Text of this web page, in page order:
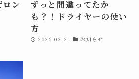
ン
ずっと間違ってたか
も？！ドライヤーの使い
方
2026-03-21 お知らせ